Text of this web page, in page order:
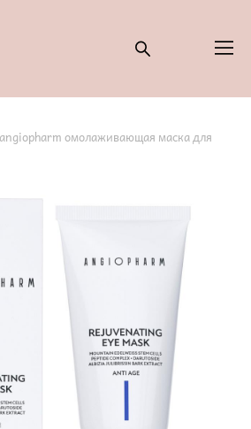
angiopharm омолаживающая маска для